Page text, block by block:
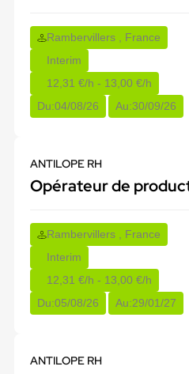
Rambervillers , France
Interim
12,31 €/h - 13,00 €/h
Du:04/08/26 Au:30/09/26
ANTILOPE RH
Opérateur de
Rambervillers , France
Interim
12,31 €/h - 13,00 €/h
Du:05/08/26 Au:29/01/27
ANTILOPE RH